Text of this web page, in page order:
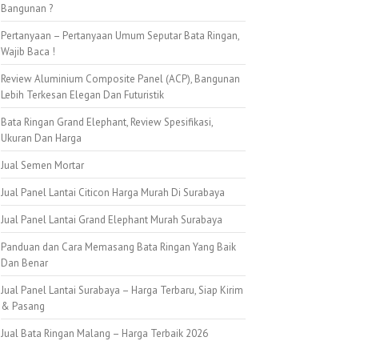
Bangunan ?
Pertanyaan – Pertanyaan Umum Seputar Bata Ringan,
Wajib Baca !
Review Aluminium Composite Panel (ACP), Bangunan
Lebih Terkesan Elegan Dan Futuristik
Bata Ringan Grand Elephant, Review Spesifikasi,
Ukuran Dan Harga
Jual Semen Mortar
Jual Panel Lantai Citicon Harga Murah Di Surabaya
Jual Panel Lantai Grand Elephant Murah Surabaya
Panduan dan Cara Memasang Bata Ringan Yang Baik
Dan Benar
Jual Panel Lantai Surabaya – Harga Terbaru, Siap Kirim
& Pasang
Jual Bata Ringan Malang – Harga Terbaik 2026